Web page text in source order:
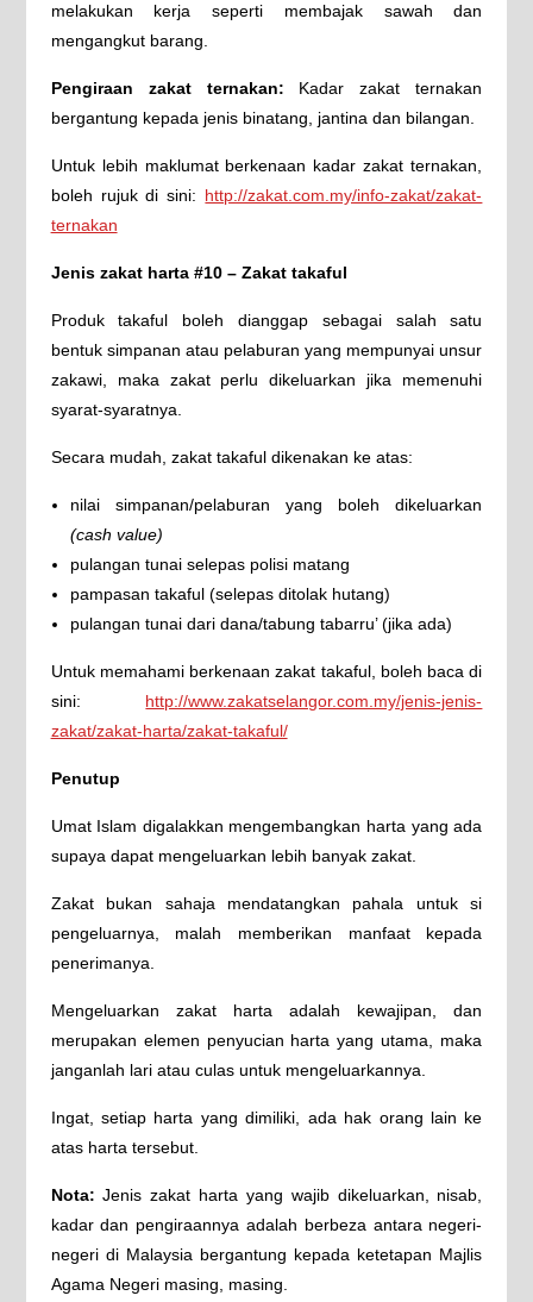
melakukan kerja seperti membajak sawah dan
mengangkut barang.
Pengiraan zakat ternakan: Kadar zakat ternakan
bergantung kepada jenis binatang, jantina dan bilangan.
Untuk lebih maklumat berkenaan kadar zakat ternakan,
boleh rujuk di sini: http://zakat.com.my/info-zakat/zakat-
ternakan
Jenis zakat harta #10 – Zakat takaful
Produk takaful boleh dianggap sebagai salah satu
bentuk simpanan atau pelaburan yang mempunyai unsur
zakawi, maka zakat perlu dikeluarkan jika memenuhi
syarat-syaratnya.
Secara mudah, zakat takaful dikenakan ke atas:
nilai simpanan/pelaburan yang boleh dikeluarkan
(cash value)
pulangan tunai selepas polisi matang
pampasan takaful (selepas ditolak hutang)
pulangan tunai dari dana/tabung tabarru’ (jika ada)
Untuk memahami berkenaan zakat takaful, boleh baca di
sini: http://www.zakatselangor.com.my/jenis-jenis-
zakat/zakat-harta/zakat-takaful/
Penutup
Umat Islam digalakkan mengembangkan harta yang ada
supaya dapat mengeluarkan lebih banyak zakat.
Zakat bukan sahaja mendatangkan pahala untuk si
pengeluarnya, malah memberikan manfaat kepada
penerimanya.
Mengeluarkan zakat harta adalah kewajipan, dan
merupakan elemen penyucian harta yang utama, maka
janganlah lari atau culas untuk mengeluarkannya.
Ingat, setiap harta yang dimiliki, ada hak orang lain ke
atas harta tersebut.
Nota: Jenis zakat harta yang wajib dikeluarkan, nisab,
kadar dan pengiraannya adalah berbeza antara negeri-
negeri di Malaysia bergantung kepada ketetapan Majlis
Agama Negeri masing, masing.